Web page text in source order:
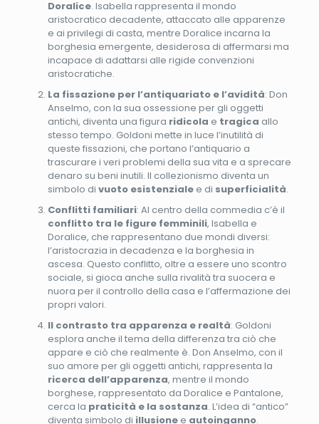
Doralice. Isabella rappresenta il mondo
aristocratico decadente, attaccato alle apparenze
e ai privilegi di casta, mentre Doralice incarna la
borghesia emergente, desiderosa di affermarsi ma
incapace di adattarsi alle rigide convenzioni
aristocratiche.
La fissazione per l’antiquariato e l’avidità: Don
Anselmo, con la sua ossessione per gli oggetti
antichi, diventa una figura ridicola e tragica allo
stesso tempo. Goldoni mette in luce l’inutilità di
queste fissazioni, che portano l’antiquario a
trascurare i veri problemi della sua vita e a sprecare
denaro su beni inutili. Il collezionismo diventa un
simbolo di vuoto esistenzialee di superficialità.
Conflitti familiari: Al centro della commedia c’è il
conflitto tra le figure femminili, Isabella e
Doralice, che rappresentano due mondi diversi:
l’aristocrazia in decadenza e la borghesia in
ascesa. Questo conflitto, oltre a essere uno scontro
sociale, si gioca anche sulla rivalità tra suocera e
nuora per il controllo della casa e l’affermazione dei
propri valori.
Il contrasto tra apparenza e realtà: Goldoni
esplora anche il tema della differenza tra ciò che
appare e ciò che realmente è. Don Anselmo, con il
suo amore per gli oggetti antichi, rappresenta la
ricerca dell’apparenza, mentre il mondo
borghese, rappresentato da Doralice e Pantalone,
cerca la praticità e la sostanza. L’idea di “antico”
diventa simbolo di illusionee autoinganno.